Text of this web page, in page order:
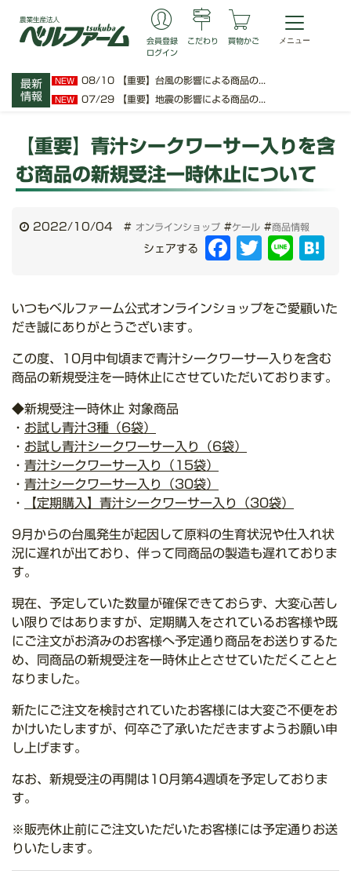
最新
情報
NEW 08/10 【重要】台風の影響による商品の...
NEW 07/29 【重要】地震の影響による商品の...
会員登録
ログイン
こだわり 買物かご
【重要】青汁シークワーサー入りを含
む商品の新規受注一時休止について
2022/10/04 # オンラインショップ #ケール #商品情報
シェアする Facebook
Twitter Line
いつもベルファーム公式オンラインショップをご愛顧いた
だき誠にありがとうございます。
この度、10月中旬頃まで青汁シークワーサー入りを含む
商品の新規受注を一時休止にさせていただいております。
◆新規受注一時休止 対象商品
・ お試し青汁3種（6袋）
・ お試し青汁シークワーサー入り（6袋）
・ 青汁シークワーサー入り（15袋）
・ 青汁シークワーサー入り（30袋）
・
【定期購入】青汁シークワーサー入り（30袋）
9月からの台風発生が起因して原料の生育状況や仕入れ状
況に遅れが出ており、伴って同商品の製造も遅れておりま
す。
現在、予定していた数量が確保できておらず、大変心苦し
い限りではありますが、定期購入をされているお客様や既
にご注文がお済みのお客様へ予定通り商品をお送りするた
め、同商品の新規受注を一時休止とさせていただくことと
なりました。
新たにご注文を検討されていたお客様には大変ご不便をお
かけいたしますが、何卒ご了承いただきますようお願い申
し上げます。
なお、新規受注の再開は10月第4週頃を予定しておりま
す。
※販売休止前にご注文いただいたお客様には予定通りお送
りいたします。